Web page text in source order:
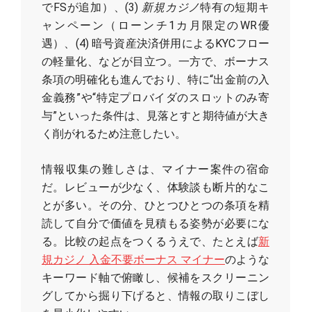
でFSが追加）、(3) 新規カジノ特有の短期キ
ャンペーン（ローンチ1カ月限定のWR優
遇）、(4) 暗号資産決済併用によるKYCフロー
の軽量化、などが目立つ。一方で、ボーナス
条項の明確化も進んでおり、特に“出金前の入
金義務”や“特定プロバイダのスロットのみ寄
与”といった条件は、見落とすと期待値が大き
く削がれるため注意したい。
情報収集の難しさは、マイナー案件の宿命
だ。レビューが少なく、体験談も断片的なこ
とが多い。その分、ひとつひとつの条項を精
読して自分で価値を見積もる姿勢が必要にな
る。比較の起点をつくるうえで、たとえば新
規カジノ 入金不要ボーナス マイナーのような
キーワード軸で俯瞰し、候補をスクリーニン
グしてから掘り下げると、情報の取りこぼし